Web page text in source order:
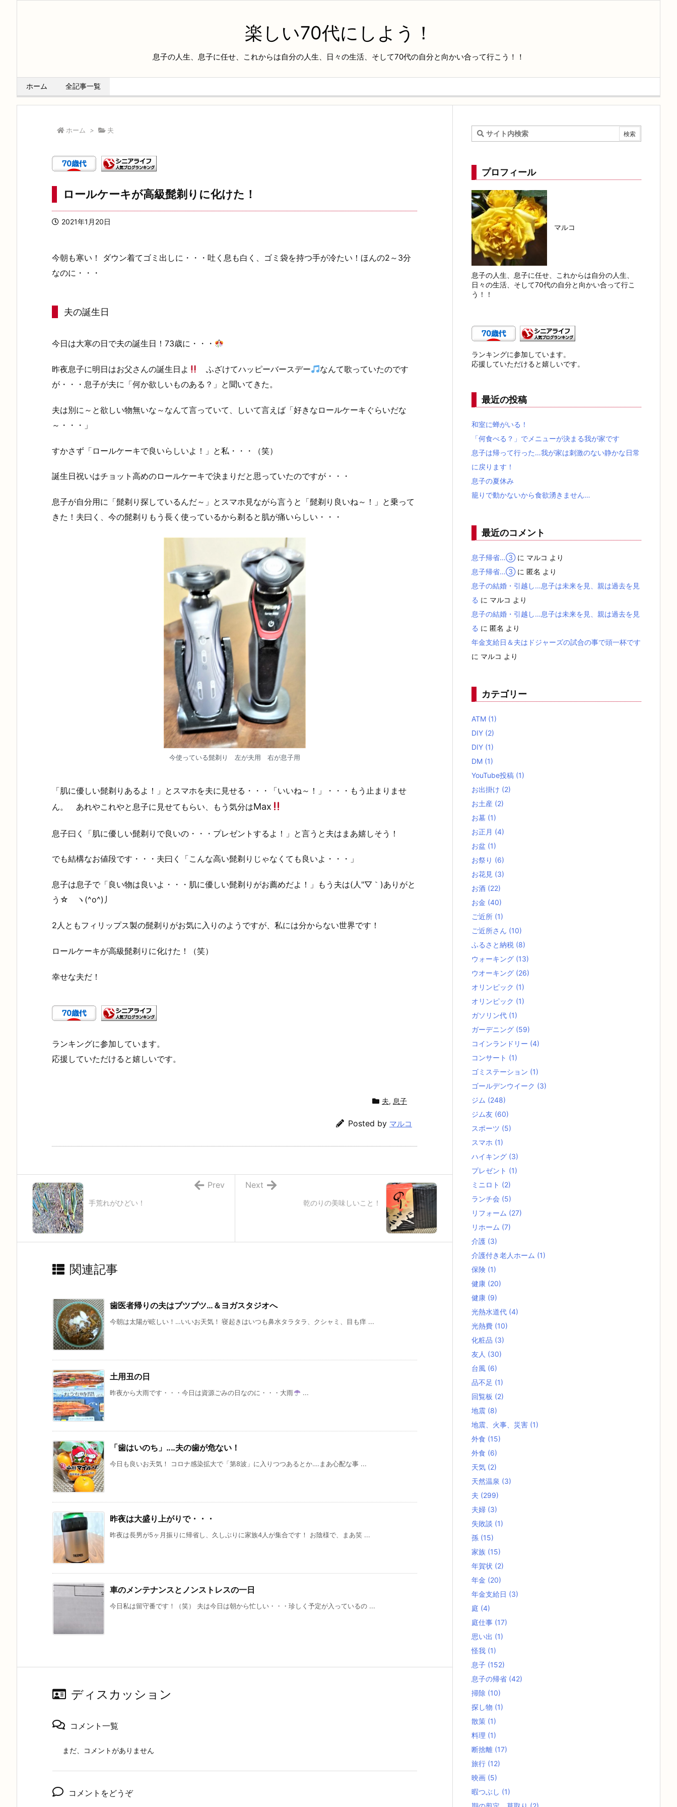
楽しい70代にしよう！
息子の人生、息子に任せ、これからは自分の人生、日々の生活、そして70代の自分と向かい合って行こう！！
ホーム 全記事一覧
ホーム > 夫
ロールケーキが高級髭剃りに化けた！
2021年1月20日
今朝も寒い！ ダウン着てゴミ出しに・・・吐く息も白く、ゴミ袋を持つ手が冷たい！ほんの2～3分
なのに・・・
夫の誕生日
今日は大寒の日で夫の誕生日！73歳に・・・
昨夜息子に明日はお父さんの誕生日よ ふざけてハッピーバースデー
なんて歌っていたのです
が・・・息子が夫に「何か欲しいものある？」と聞いてきた。
夫は別に～と欲しい物無いな～なんて言っていて、しいて言えば「好きなロールケーキぐらいだな
～・・・」
すかさず「ロールケーキで良いらしいよ！」と私・・・（笑）
誕生日祝いはチョット高めのロールケーキで決まりだと思っていたのですが・・・
息子が自分用に「髭剃り探しているんだ～」とスマホ見ながら言うと「髭剃り良いね～！」と乗って
きた！夫曰く、今の髭剃りもう長く使っているから剃ると肌が痛いらしい・・・
今使っている髭剃り 左が夫用 右が息子用
「肌に優しい髭剃りあるよ！」とスマホを夫に見せる・・・「いいね～！」・・・もう止まりませ
ん。 あれやこれやと息子に見せてもらい、もう気分はMax
息子曰く「肌に優しい髭剃りで良いの・・・プレゼントするよ！」と言うと夫はまあ嬉しそう！
でも結構なお値段です・・・夫曰く「こんな高い髭剃りじゃなくても良いよ・・・」
息子は息子で「良い物は良いよ・・・肌に優しい髭剃りがお薦めだよ！」もう夫は(人"▽｀)ありがと
う☆ ヽ(^o^)丿
2人ともフィリップス製の髭剃りがお気に入りのようですが、私には分からない世界です！
ロールケーキが高級髭剃りに化けた！（笑）
幸せな夫だ！
ランキングに参加しています。
応援していただけると嬉しいです。
夫, 息子
Posted by マルコ
乾のりの美味しいこと！
Next
手荒れがひどい！
Prev
関連記事
歯医者帰りの夫はブツブツ…＆ヨガスタジオへ
今朝は太陽が眩しい！…いいお天気！ 寝起きはいつも鼻水タラタラ、クシャミ、目も痒 ...
土用丑の日
昨夜から大雨です・・・今日は資源ごみの日なのに・・・大雨 ...
「歯はいのち」‥‥夫の歯が危ない！
今日も良いお天気！ コロナ感染拡大で「第8波」に入りつつあるとか‥‥まあ心配な事 ...
昨夜は大盛り上がりで・・・
昨夜は長男が5ヶ月振りに帰省し、久しぶりに家族4人が集合です！ お陰様で、まあ笑 ...
車のメンテナンスとノンストレスの一日
今日私は留守番です！（笑） 夫は今日は朝から忙しい・・・珍しく予定が入っているの ...
ディスカッション
コメント一覧
まだ、コメントがありません
コメントをどうぞ
プロフィール
マルコ
息子の人生、息子に任せ、これからは自分の人生、
日々の生活、そして70代の自分と向かい合って行こ
う！！
ランキングに参加しています。
応援していただけると嬉しいです。
最近の投稿
和室に蝉がいる！
「何食べる？」でメニューが決まる我が家です
息子は帰って行った…我が家は刺激のない静かな日常
に戻ります！
息子の夏休み
籠りで動かないから食欲湧きません…
最近のコメント
息子帰省…③に マルコ より
息子帰省…③に 匿名 より
息子の結婚・引越し…息子は未来を見、親は過去を見
る に マルコ より
息子の結婚・引越し…息子は未来を見、親は過去を見
る に 匿名 より
年金支給日＆夫はドジャーズの試合の事で頭一杯です
に マルコ より
カテゴリー
ATM (1)
DIY (2)
DIY (1)
DM (1)
YouTube投稿 (1)
お出掛け (2)
お土産 (2)
お墓 (1)
お正月 (4)
お盆 (1)
お祭り (6)
お花見 (3)
お酒 (22)
お金 (40)
ご近所 (1)
ご近所さん (10)
ふるさと納税 (8)
ウォーキング (13)
ウオーキング (26)
オリンピック (1)
オリンピック (1)
ガソリン代 (1)
ガーデニング (59)
コインランドリー (4)
コンサート (1)
ゴミステーション (1)
ゴールデンウイーク (3)
ジム (248)
ジム友 (60)
スポーツ (5)
スマホ (1)
ハイキング (3)
プレゼント (1)
ミニロト (2)
ランチ会 (5)
リフォーム (27)
リホーム (7)
介護 (3)
介護付き老人ホーム (1)
保険 (1)
健康 (20)
健康 (9)
光熱水道代 (4)
光熱費 (10)
化粧品 (3)
友人 (30)
台風 (6)
品不足 (1)
回覧板 (2)
地震 (8)
地震、火事、災害 (1)
外食 (15)
外食 (6)
天気 (2)
天然温泉 (3)
夫 (299)
夫婦 (3)
失敗談 (1)
孫 (15)
家族 (15)
年賀状 (2)
年金 (20)
年金支給日 (3)
庭 (4)
庭仕事 (17)
思い出 (1)
怪我 (1)
息子 (152)
息子の帰省 (42)
掃除 (10)
探し物 (1)
散策 (1)
料理 (1)
断捨離 (17)
旅行 (12)
映画 (5)
暇つぶし (1)